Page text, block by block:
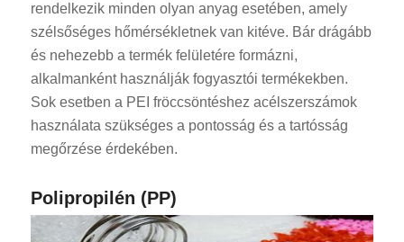
rendelkezik minden olyan anyag esetében, amely
szélsőséges hőmérsékletnek van kitéve. Bár drágább
és nehezebb a termék felületére formázni,
alkalmanként használják fogyasztói termékekben.
Sok esetben a PEI fröccsöntéshez acélszerszámok
használata szükséges a pontosság és a tartósság
megőrzése érdekében.
Polipropilén (PP)